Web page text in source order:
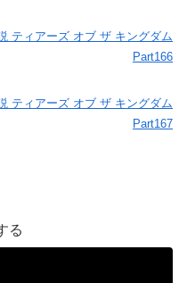
ティアーズ オブ ザ キングダム
Part166
ティアーズ オブ ザ キングダム
Part167
る